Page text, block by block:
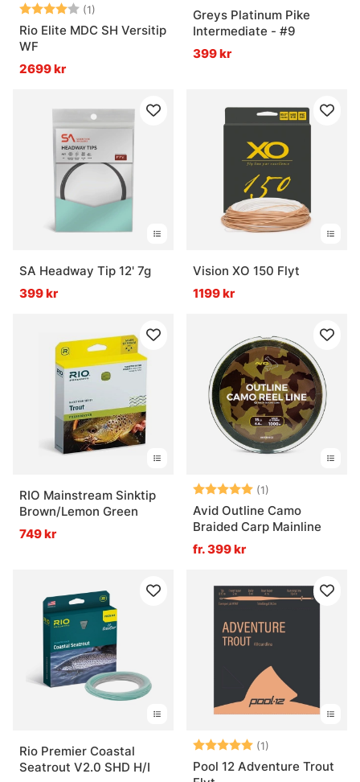
Betyg: (1)
4.0 utav 5 stjärnor
Rio Elite MDC SH Versitip
WF
2699 kr
Greys Platinum Pike
Intermediate - #9
399 kr
SA Headway Tip 12' 7g
399 kr
Vision XO 150 Flyt
1199 kr
RIO Mainstream Sinktip
Brown/Lemon Green
749 kr
Betyg: (1)
Avid Outline Camo
Braided Carp Mainline
fr. 399 kr
Rio Premier Coastal
Seatrout V2.0 SHD H/I
Betyg: (1)
Pool 12 Adventure Trout